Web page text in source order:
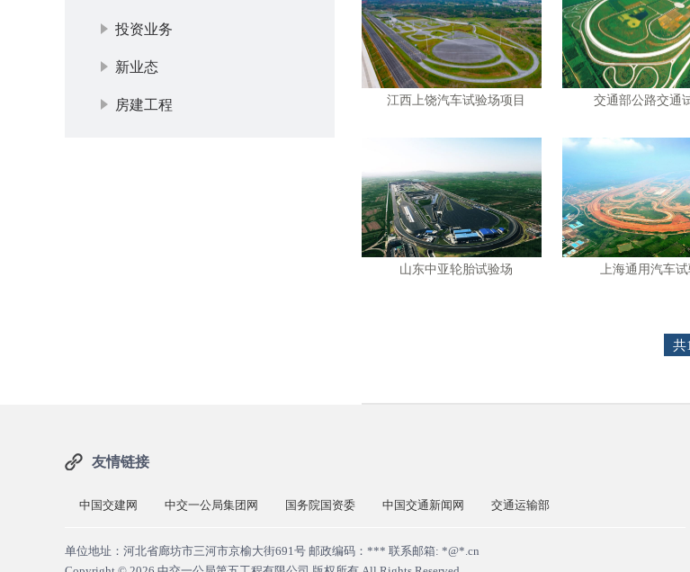
投资业务
新业态
房建工程 江西上饶汽车试验场项目 交通部公路交通
山东中亚轮胎试验场 上海通用汽车试
共
友情链接
中国交建网 中交一公局集团网 国务院国资委 中国交通新闻网 交通运输部
单位地址：河北省廊坊市三河市京榆大街691号 邮政编码：*** 联系邮箱: *@*.cn